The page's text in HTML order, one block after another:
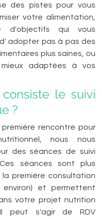
des pistes pour vous
votre alimentation,
d'objectifs qui vous
adopter pas à pas des
plus saines, ou
mieux adaptées à vos
le suivi
?
rencontre pour
nous nous
des séances de suivi
Ces séances sont plus
première consultation
environ) et permettent
votre projet nutrition
peut s'agir de RDV